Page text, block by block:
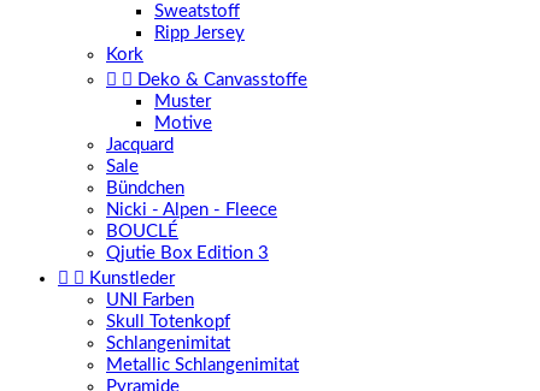
Sweatstoff
Ripp Jersey
Kork
  Deko & Canvasstoffe
Muster
Motive
Jacquard
Sale
Bündchen
Nicki - Alpen - Fleece
BOUCLÉ
Qjutie Box Edition 3
  Kunstleder
UNI Farben
Skull Totenkopf
Schlangenimitat
Metallic Schlangenimitat
Pyramide